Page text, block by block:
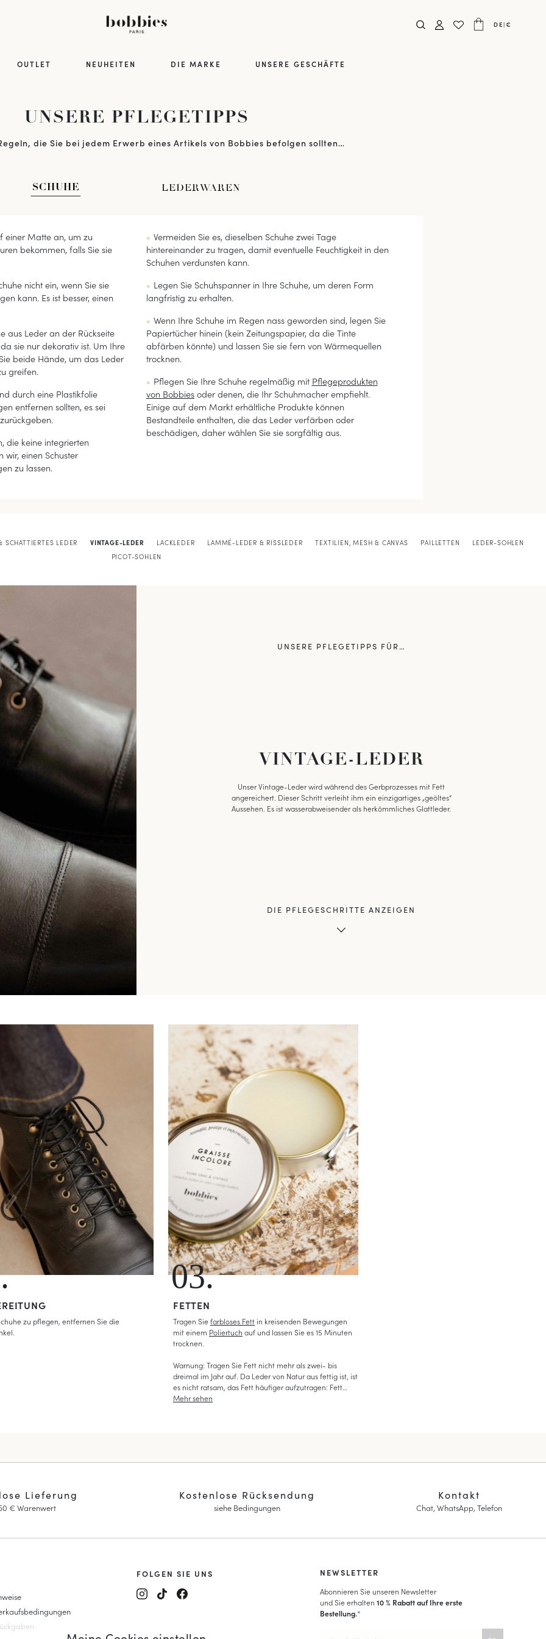
DE|€
OUTLET NEUHEITEN DIE MARKE UNSERE GESCHÄFTE
UNSERE PFLEGETIPPS
die Sie bei jedem Erwerb eines Artikels von Bobbies befolgen sollten…
SCHUHE LEDERWAREN
einer Matte an, um zu
bekommen, falls Sie sie
nicht ein, wenn Sie sie
kann. Es ist besser, einen
aus Leder an der Rückseite
sie nur dekorativ ist. Um Ihre
beide Hände, um das Leder
greifen.
durch eine Plastikfolie
entfernen sollten, es sei
die keine integrierten
einen Schuster
zu lassen.
Vermeiden Sie es, dieselben Schuhe zwei Tage
hintereinander zu tragen, damit eventuelle Feuchtigkeit in den
Schuhen verdunsten kann.
Legen Sie Schuhspanner in Ihre Schuhe, um deren Form
langfristig zu erhalten.
Wenn Ihre Schuhe im Regen nass geworden sind, legen Sie
Papiertücher hinein (kein Zeitungspapier, da die Tinte
abfärben könnte) und lassen Sie sie fern von Wärmequellen
trocknen.
Pflegen Sie Ihre Schuhe regelmäßig mit Pflegeprodukten
von Bobbies oder denen, die Ihr Schuhmacher empfiehlt.
Einige auf dem Markt erhältliche Produkte können
Bestandteile enthalten, die das Leder verfärben oder
beschädigen, daher wählen Sie sie sorgfältig aus.
SCHATTIERTES LEDER VINTAGE-LEDER LACKLEDER LAMMÉ-LEDER & RISSLEDER TEXTILIEN, MESH & CANVAS PAILLETTEN
LEDER-SOHLEN
PICOT-SOHLEN
UNSERE PFLEGETIPPS FÜR…
VINTAGE-LEDER
Unser Vintage-Leder wird während des Gerbprozesses mit Fett
angereichert. Dieser Schritt verleiht ihm ein einzigartiges „geöltes“
Aussehen. Es ist wasserabweisender als herkömmliches Glattleder.
DIE PFLEGESCHRITTE ANZEIGEN
zu pflegen, entfernen Sie die
03.
FETTEN
Tragen Siefarbloses Fettin kreisenden Bewegungen
mit einem Poliertuch auf und lassen Sie es 15 Minuten
trocknen.
Warnung: Tragen Sie Fett nicht mehr als zwei- bis
dreimal im Jahr auf. Da Leder von Natur aus fettig ist, ist
es nicht ratsam, das Fett häufiger aufzutragen: Fett
macht das Leder weich, und eine zu häufige
Mehr sehen
Lieferung
€ Warenwert
Kostenlose Rücksendung
siehe Bedingungen
Kontakt
Chat, WhatsApp, Telefon
Janes
FOLGEN SIE UNS NEWSLETTER
Abonnieren Sie unseren Newsletter
und Sie erhalten 10 % Rabatt auf Ihre erste
Bestellung.*
GESCHENKT*
erste Bestellung,
Newsletter abonnieren
sind reduzierte Produkte.
aktuellen Lieferland ( Deutschland).
Ihrer Daten und über Ihre Rechte erfahren